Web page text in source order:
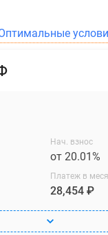
Нач. взнос
от 20.01%
Платеж в
28,454 ₽